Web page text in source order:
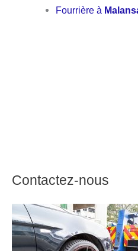
Fourrière à
Contactez-nous